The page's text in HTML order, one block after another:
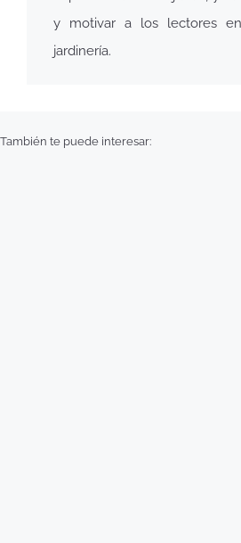
y motivar a los lectores
jardinería.
También te puede interesar: